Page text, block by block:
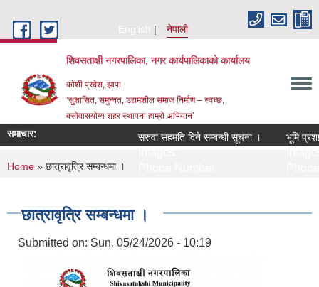
English
नेपाली
शिवसताक्षी नगरपालिका, नगर कार्यपालिकाकाे कार्यालय
कोशी प्रदेश, झापा
‘सुशासित, समुन्‍नत, उद्यमशील समाज निर्माण – स्वच्छ,
बसोवासयोग्य शहर स्थापना हाम्रो अभियान’
समाचार: सरुवा सहमति दिने सम्बन्धी सूचना । भूमि
You are here
Home » छात्रावृत्रि सम्बन्धमा ।
छात्रावृत्रि सम्बन्धमा ।
Submitted on: Sun, 05/24/2026 - 10:19